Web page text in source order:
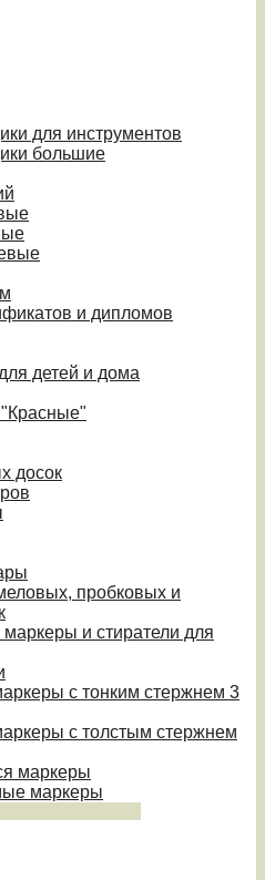
для инструментов
большие
и дипломов
детей и дома
досок
пробковых и
и стиратели для
с тонким стержнем 3
с толстым стержнем
маркеры
маркеры